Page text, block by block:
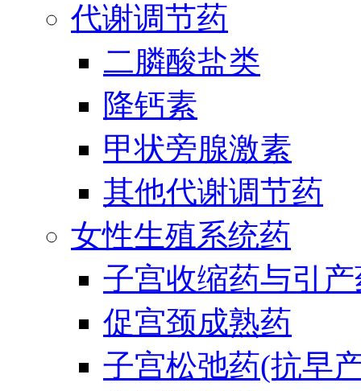
代谢调节药
二膦酸盐类
降钙素
甲状旁腺激素
其他代谢调节药
女性生殖系统药
子宫收缩药与引
促宫颈成熟药
子宫松弛药(抗早